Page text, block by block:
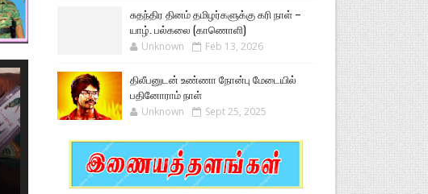
சுதந்திர தினம் தமிழர்களுக்கு கரி நாள் –
யாழ். பல்கலை (காணொளி)
Unknown Feb 13, 2026
திலீபனுடன் உண்ணா நோன்பு மேடையில்
பதினோராம் நாள்
Unknown Sept 25, 2025